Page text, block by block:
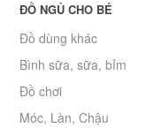
ĐỒ NGỦ CHO BÉ
Đồ dùng khác
Bình sữa, sữa, bỉm
Đồ chơi
Móc, Làn, Chậu